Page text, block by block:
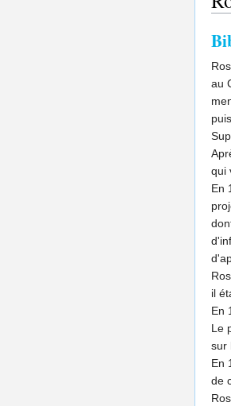
au
qui
En
il
En
Le
sur
En
de